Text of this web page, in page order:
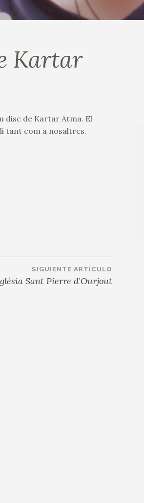
Kartar
disc de Kartar Atma. El
tant com a nosaltres.
SIGUIENTE ARTÍCULO
Sant Pierre d’Ourjout